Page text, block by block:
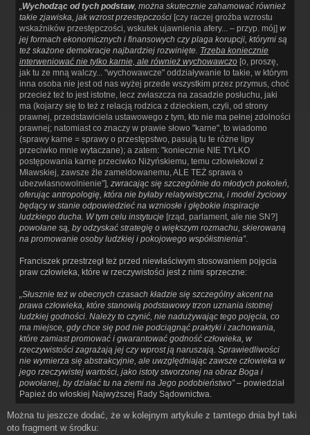
„Wychodząc od tych podstaw, można skutecznie zahamować również
takie zjawiska, jak wzrost przestępczości [czy raczej groźba wzrostu
wskaźników przestępczości, wskutek ujawnienia afery... – przyp. mój] w
jej formach ekonomicznych i finansowych czy plaga korupcji, którymi są
też skażone demokracje najbardziej rozwinięte. Trzeba koniecznie
interweniować nie tylko karnie, ale również wychowawczo [o, proszę,
jak tu ze mną walczy... "wychowawcze" oddziaływanie to takie, w którym
inna osoba nie jest od nas wyżej przede wszystkim przez przymus, choć
przecież też to jest istotne, lecz zwłaszcza na zasadzie posłuchu, jaki
ma (kojarzy się to też z relacją rodzica z dzieckiem, czyli, od strony
prawnej, przedstawiciela ustawowego z tym, kto nie ma pełnej zdolności
prawnej; natomiast co znaczy w prawie słowo "karne", to wiadomo
(sprawy karne = sprawy o przestępstwo, pasują tu te różne lipy
przeciwko mnie wytaczane); a zatem: "koniecznie NIE TYLKO
postępowania karne przeciwko Niżyńskiemu, temu człowiekowi z
Mławskiej, zawsze źle zameldowanemu, ALE TEŻ sprawa o
ubezwłasnowolnienie"], zwracając się szczególnie do młodych pokoleń,
oferując antropologię, która nie byłaby relatywistyczna, i model życiowy
będący w stanie odpowiedzieć na wzniosłe i głębokie inspiracje
ludzkiego ducha. W tym celu instytucje [rząd, parlament, ale nie SN?]
powołane są, by odzyskać strategię o większym rozmachu, skierowaną
na promowanie osoby ludzkiej i pokojowego współistnienia”.
Franciszek przestrzegł też przed niewłaściwym stosowaniem pojęcia
praw człowieka, które w rzeczywistości jest z nimi sprzeczne:
„Słusznie też w obecnych czasach kładzie się szczególny akcent na
prawa człowieka, które stanowią podstawowy trzon uznania istotnej
ludzkiej godności. Należy to czynić, nie nadużywając tego pojęcia, co
ma miejsce, gdy chce się pod nie podciągnąć praktyki i zachowania,
które zamiast promować i gwarantować godność człowieka, w
rzeczywistości zagrażają jej czy wprost ją naruszają. Sprawiedliwości
nie wymierza się abstrakcyjnie, ale uwzględniając zawsze człowieka w
jego rzeczywistej wartości, jako istoty stworzonej na obraz Boga i
powołanej, by działać tu na ziemi na Jego podobieństwo”– powiedział
Papież do włoskiej Najwyższej Rady Sądownictwa.
Można tu jeszcze dodać, że w kolejnym artykule z tamtego dnia był taki
oto fragment w środku: